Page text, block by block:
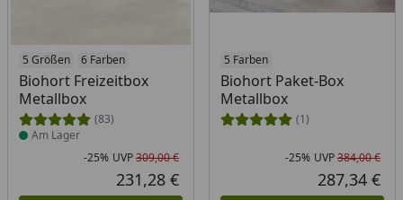
5 Größen 6 Farben
Biohort Freizeitbox
Metallbox
(83)
Produkt am Lager
Am Lager
Rabatt in Prozent
-25%
Ursprünglicher Preis
UVP309,00 €
Aktueller Preis
231,28 €
5 Farben
Biohort Paket-Box
Metallbox
(1)
-25% UVP384,00 €
287,34 €